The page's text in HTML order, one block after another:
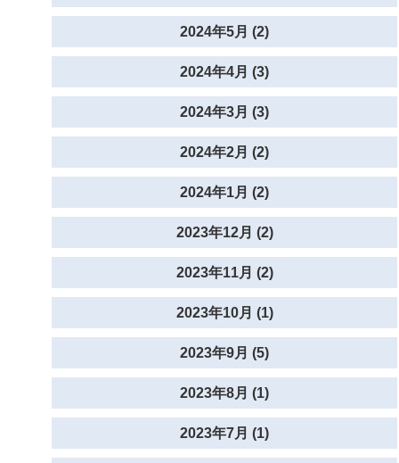
2024年5月 (2)
2024年4月 (3)
2024年3月 (3)
2024年2月 (2)
2024年1月 (2)
2023年12月 (2)
2023年11月 (2)
2023年10月 (1)
2023年9月 (5)
2023年8月 (1)
2023年7月 (1)